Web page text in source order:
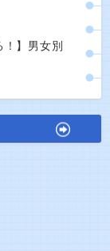
！】男女別